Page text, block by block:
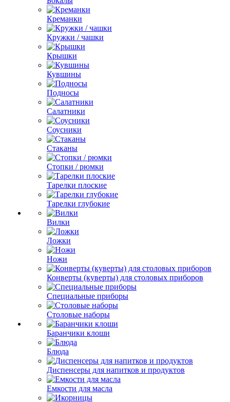
Креманки
Кружки / чашки
Крышки
Кувшины
Подносы
Салатники
Соусники
Стаканы
Стопки / рюмки
Тарелки плоские
Тарелки глубокие
Вилки
Ложки
Ножи
Конверты (куверты) для столовых приборов
Специальные приборы
Столовые наборы
Баранчики клоши
Блюда
Диспенсеры для напитков и продуктов
Емкости для масла